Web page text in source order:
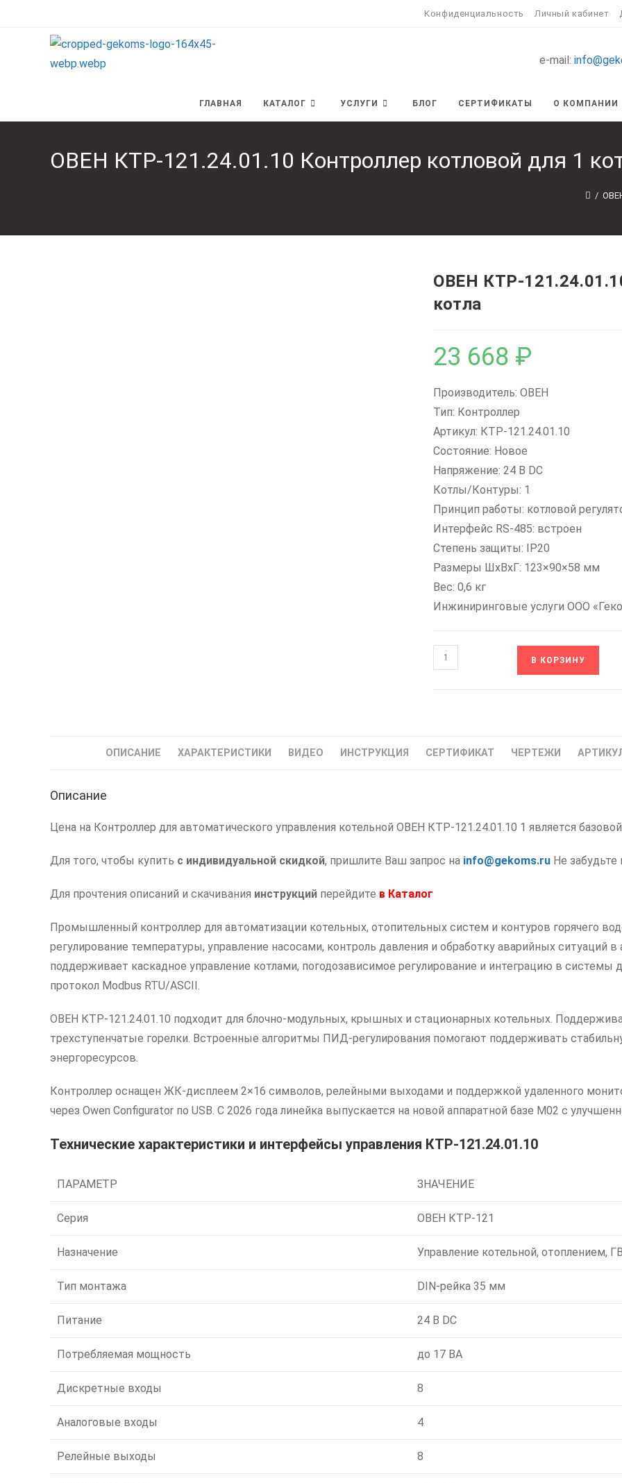
содержимому
Конфиденциальность Личный кабинет
e-mail:
ГЛАВНАЯ КАТАЛОГ УСЛУГИ БЛОГ СЕРТИФИКАТЫ О КОМПАНИИ
ОВЕН КТР-121.24.01.10 Контроллер котловой для 1
/
ОВЕН КТР-
котла
23 668 ₽
Производитель: ОВЕН
Тип: Контроллер
Артикул: КТР-121.24.01.10
Состояние: Новое
Напряжение: 24 В DC
Котлы/Контуры: 1
Принцип работы: котловой
Интерфейс RS-485: встроен
Степень защиты: IP20
Размеры ШxВxГ: 123×90×58 мм
Вес: 0,6 кг
Инжиниринговые услуги ООО
Количество
товара
для
В КОРЗИНУ
ОПИСАНИЕ ХАРАКТЕРИСТИКИ ВИДЕО ИНСТРУКЦИЯ СЕРТИФИКАТ ЧЕРТЕЖИ
Описание
Цена на Контроллер для автоматического управления котельной ОВЕН КТР-121.24.01.10 1 является
Для того, чтобы купить с индивидуальной скидкой, пришлите Ваш запрос на info@gekoms.ru Не
Для прочтения описаний и скачивания инструкций перейдите в Каталог
Промышленный контроллер для автоматизации котельных, отопительных систем и контуров горячего
регулирование температуры, управление насосами, контроль давления и обработку аварийных ситуаций
поддерживает каскадное управление котлами, погодозависимое регулирование и интеграцию в системы
протокол Modbus RTU/ASCII.
ОВЕН КТР-121.24.01.10 подходит для блочно-модульных, крышных и стационарных котельных.
трехступенчатые горелки. Встроенные алгоритмы ПИД-регулирования помогают поддерживать
энергоресурсов.
Контроллер оснащен ЖК-дисплеем 2×16 символов, релейными выходами и поддержкой удаленного
через Owen Configurator по USB. С 2026 года линейка выпускается на новой аппаратной базе М02 с
Технические характеристики и интерфейсы управления КТР-121.24.01.10
ПАРАМЕТР ЗНАЧЕНИЕ
Серия ОВЕН КТР-121
Назначение Управление котельной, отоплением,
Тип монтажа DIN-рейка 35 мм
Питание 24 В DC
Потребляемая мощность до 17 ВА
Дискретные входы 8
Аналоговые входы 4
Релейные выходы 8